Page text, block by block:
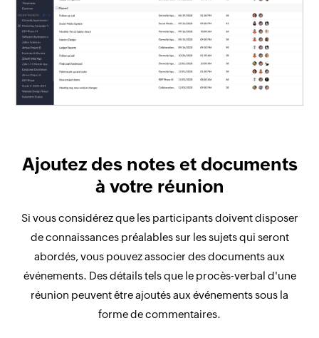
Ajoutez des notes et documents
à votre réunion
Si vous considérez que les participants doivent disposer
de connaissances préalables sur les sujets qui seront
abordés, vous pouvez associer des documents aux
événements. Des détails tels que le procès-verbal d'une
réunion peuvent être ajoutés aux événements sous la
forme de commentaires.